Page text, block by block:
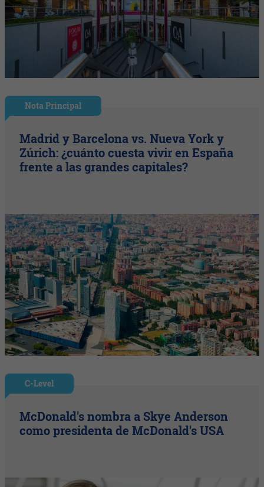
Nota Principal
Madrid y Barcelona vs. Nueva York y
Zúrich: ¿cuánto cuesta vivir en España
frente a las grandes capitales?
C-Level
McDonald's nombra a Skye Anderson
como presidenta de McDonald's USA